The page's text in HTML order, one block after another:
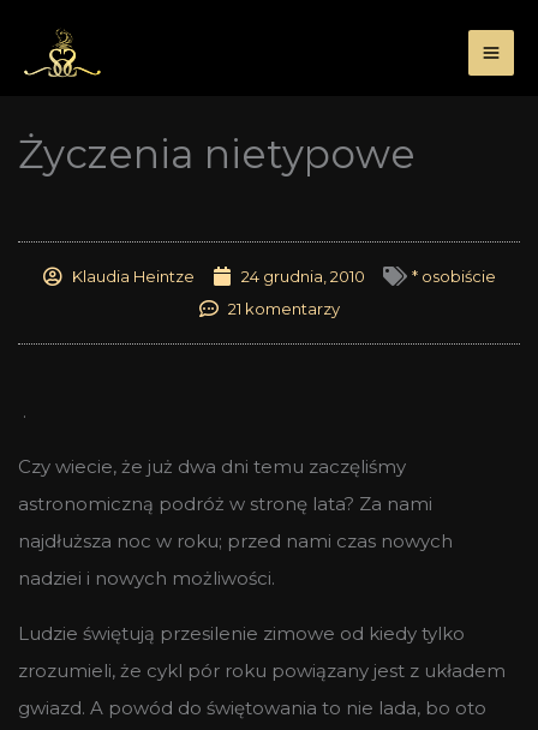
treści
Życzenia nietypowe
Klaudia Heintze 24 grudnia, 2010
* osobiście
21 komentarzy
.
Czy wiecie, że już dwa dni temu zaczęliśmy
astronomiczną podróż w stronę lata? Za nami
najdłuższa noc w roku; przed nami czas nowych
nadziei i nowych możliwości.
Ludzie świętują przesilenie zimowe od kiedy tylko
zrozumieli, że cykl pór roku powiązany jest z układem
gwiazd. A powód do świętowania to nie lada, bo oto